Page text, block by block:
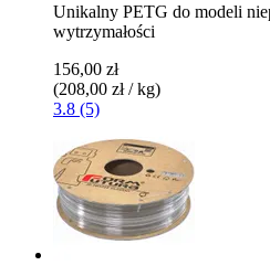
Unikalny PETG do modeli
wytrzymałości
156,00 zł
(208,00 zł / kg)
3.8 (5)